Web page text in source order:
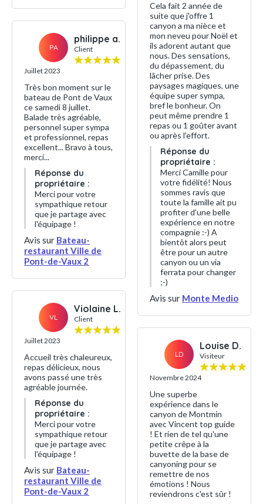
PA
philippe a.
Client
Juillet 2023
Très bon moment sur le
bateau de Pont de Vaux
ce samedi 8 juillet.
Balade très agréable,
personnel super sympa
et professionnel, repas
excellent... Bravo à tous,
merci...
Réponse du
propriétaire :
Merci pour votre
sympathique retour
que je partage avec
l'équipage !
Avis sur Bateau-
restaurant Ville de
Pont-de-Vaux 2
VL
Violaine L.
Client
Juillet 2023
Accueil très chaleureux,
repas délicieux, nous
avons passé une très
agréable journée.
Réponse du
propriétaire :
Merci pour votre
sympathique retour
que je partage avec
l'équipage !
Avis sur Bateau-
restaurant Ville de
Pont-de-Vaux 2
Cela fait 2 année de
suite que j'offre 1
canyon a ma nièce et
mon neveu pour Noël et
ils adorent autant que
nous. Des sensations,
du dépassement, du
lâcher prise. Des
paysages magiques, une
équipe super sympa,
bref le bonheur. On
peut même prendre 1
repas ou 1 goûter avant
ou après l'effort.
Réponse du
propriétaire :
Merci Camille pour
votre fidélité! Nous
sommes ravis que
toute la famille ait pu
profiter d'une belle
expérience en notre
compagnie :-) A
bientôt alors peut
être pour un autre
canyon ou un via
ferrata pour changer
;-)
Avis sur Monte Medio
LD
Louise D.
Visiteur
Novembre 2024
Une superbe
expérience dans le
canyon de Montmin
avec Vincent top guide
! Et rien de tel qu'une
petite crêpe à la
buvette de la base de
canyoning pour se
remettre de nos
émotions ! Nous
reviendrons c'est sûr !